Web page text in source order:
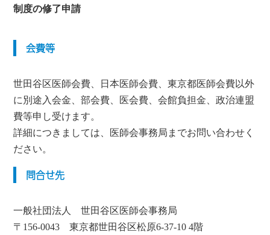
制度の修了申請
会費等
世田谷区医師会費、日本医師会費、東京都医師会費以外
に別途入会金、部会費、医会費、会館負担金、政治連盟
費等申し受けます。
詳細につきましては、医師会事務局までお問い合わせく
ださい。
問合せ先
一般社団法人 世田谷区医師会事務局
〒156-0043 東京都世田谷区松原6-37-10 4階